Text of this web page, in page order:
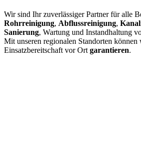
Wir sind Ihr zuverlässiger Partner für alle
Rohrreinigung, Abflussreinigung,
Sanierung, Wartung und Instandhaltung
Mit unseren regionalen Standorten
Einsatzbereitschaft vor Ort garantieren.